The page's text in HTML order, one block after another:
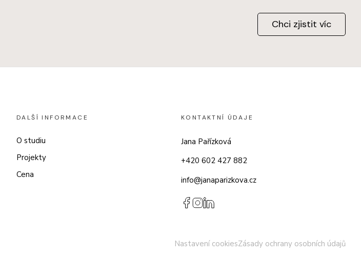
Chci zjistit víc
DALŠÍ INFORMACE
O studiu
Projekty
Cena
KONTAKTNÍ ÚDAJE
Jana Pařízková
+420 602 427 882
info@janaparizkova.cz
Nastavení cookiesZásady ochrany osobních údajů